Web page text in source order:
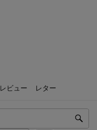
レビュー レター